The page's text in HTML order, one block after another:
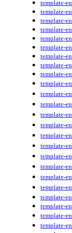
template-en
template-en
template-en
template-en
template-en
template-en
template-en
template-en
template-en
template-en
template-en
template-en
template-en
template-en
template-en
template-en
template-en
template-en
template-en
template-en
template-en
template-en
template-en
template-en